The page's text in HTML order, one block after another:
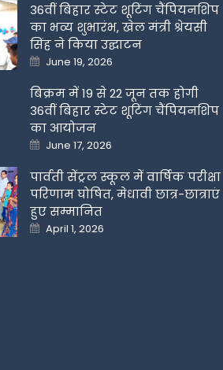
36वीं बिहार स्टेट शूटिंग चैंपियनशिप
का भव्य शुभारंभ, खेल मंत्री श्रेयसी
सिंह ने किया उद्घाटन
Posted
on
June 19, 2026
बिक्रम में 19 से 22 जून तक होगी
36वीं बिहार स्टेट शूटिंग चैंपियनशिप
का आयोजन
Posted
on
June 17, 2026
पार्वती सेंट्रल स्कूल में वार्षिक परीक्षा
परिणाम घोषित, मेधावी छात्र-छात्राएं
हुए सम्मानित
Posted
on
April 1, 2026